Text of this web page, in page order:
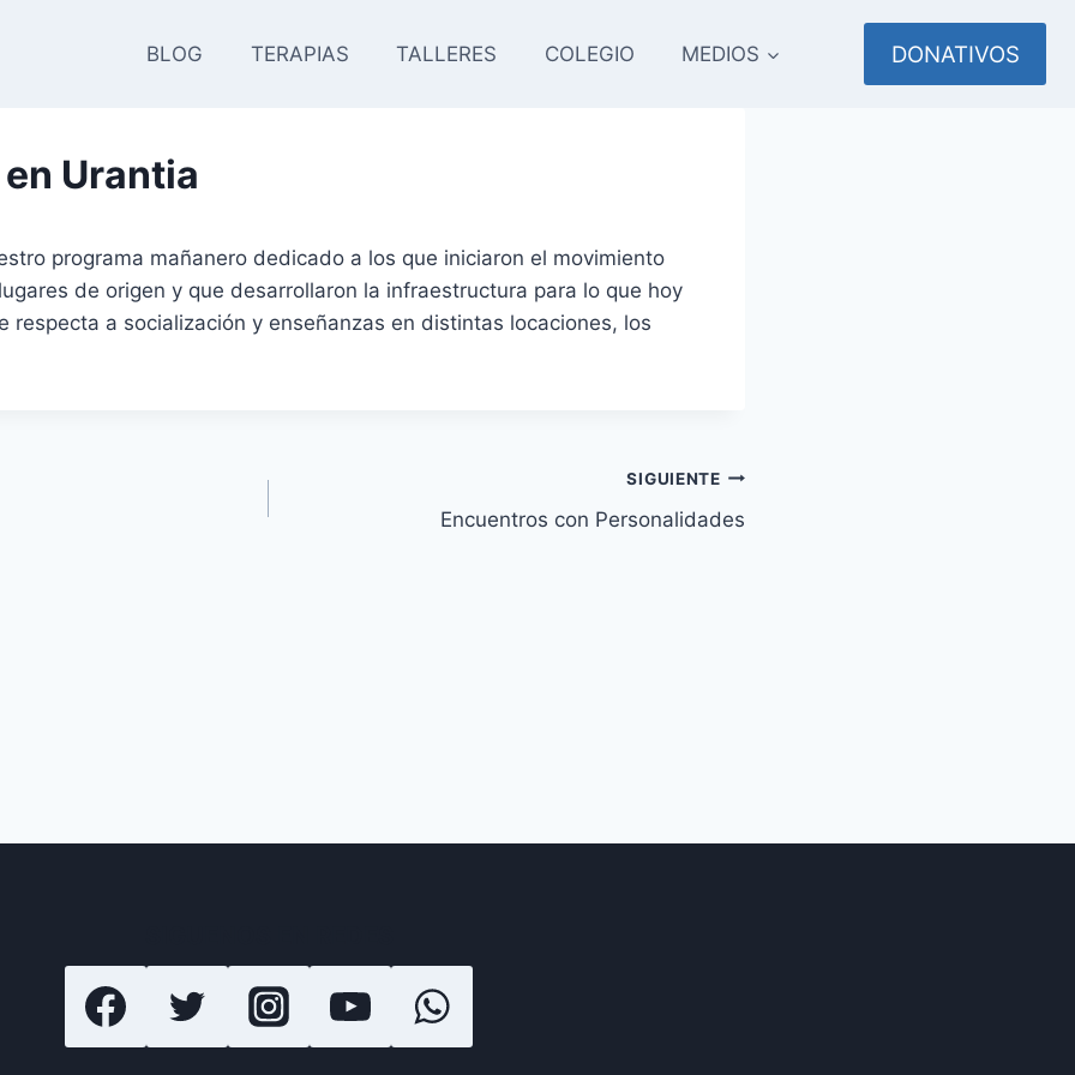
BLOG TERAPIAS TALLERES COLEGIO MEDIOS DONATIVOS
Urantia
programa mañanero dedicado a los que iniciaron el movimiento
de origen y que desarrollaron la infraestructura para lo que hoy
respecta a socialización y enseñanzas en distintas locaciones, los
SIGUIENTE
Encuentros con Personalidades